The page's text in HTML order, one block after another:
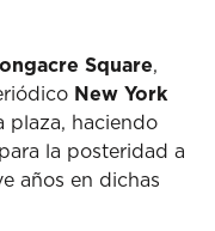
Square,
New York
plaza, haciendo
la posteridad a
años en dichas